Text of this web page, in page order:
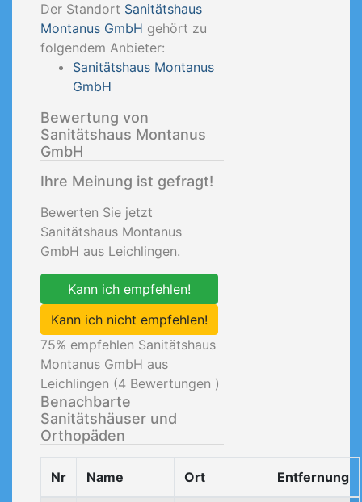
Der Standort Sanitätshaus
Montanus GmbH gehört zu
folgendem Anbieter:
Sanitätshaus Montanus
GmbH
Bewertung von
Sanitätshaus Montanus
GmbH
Ihre Meinung ist gefragt!
Bewerten Sie jetzt
Sanitätshaus Montanus
GmbH aus Leichlingen.
Kann ich empfehlen!
Kann ich nicht empfehlen!
75% empfehlen Sanitätshaus
Montanus GmbH aus
Leichlingen (4 Bewertungen )
Benachbarte
Sanitätshäuser und
Orthopäden
Nr Name Ort Entfernung